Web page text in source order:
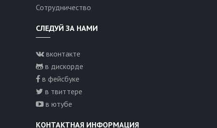
Сотрудничество
СЛЕДУЙ ЗА НАМИ
вконтакте
в дискорде
в фейсбуке
в твиттере
в ютубе
КОНТАКТНАЯ ИНФОРМАЦИЯ